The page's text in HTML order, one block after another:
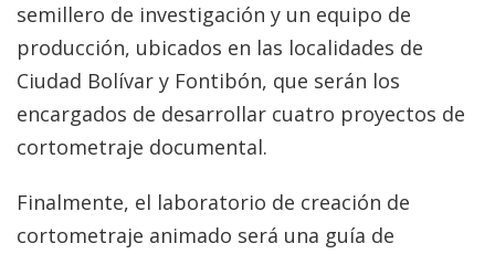
semillero de investigación y un equipo de
producción, ubicados en las localidades de
Ciudad Bolívar y Fontibón, que serán los
encargados de desarrollar cuatro proyectos de
cortometraje documental.
Finalmente, el laboratorio de creación de
cortometraje animado será una guía de